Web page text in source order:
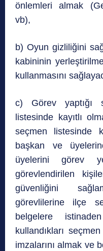
önlemleri almak
vb),
b) Oyun gizliliğini
kabininin
kullanmasını
c) Görev yaptığı
listesinde kayıtlı
seçmen listesinde
başkan ve
üyelerini görev
görevlendirilen
güvenliğini
görevlilerine ilçe
belgelere
kullandıkları
imzalarını almak ve